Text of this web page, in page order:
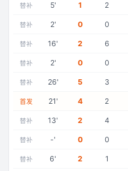
替补 5' 1 2
替补 2' 0 0
替补 16' 2 6
替补 2' 0 0
替补 26' 5 3
首发 21' 4 2
替补 13' 2 4
替补 -' 0 0
替补 6' 2 1